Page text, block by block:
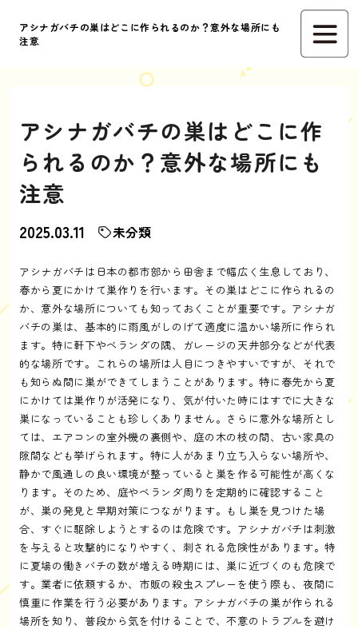
アシナガバチの巣はどこに作られるのか？意外な場所にも
注意
アシナガバチの巣はどこに作
られるのか？意外な場所にも
注意
2025.03.11 未分類
アシナガバチは日本の都市部から田舎まで幅広く生息しており、
春から夏にかけて巣作りを行います。その巣はどこに作られるの
か、意外な場所についても知っておくことが重要です。アシナガ
バチの巣は、基本的に雨風がしのげて適度に温かい場所に作られ
ます。特に軒下やベランダの隅、ガレージの天井部分などが代表
的な場所です。これらの場所は人目につきやすいですが、それで
も知らぬ間に巣ができてしまうことがあります。特に春先から夏
にかけては巣作りが活発になり、気が付いた時にはすでに大きな
巣になっていることも珍しくありません。さらに意外な場所とし
ては、エアコンの室外機の裏側や、庭の木の枝の間、古い家具の
隙間なども挙げられます。特に人があまり立ち入らない場所や、
静かで風通しの良い環境が整っていると巣を作る可能性が高くな
ります。そのため、庭やベランダ周りを定期的に確認すること
が、巣の発見と早期対策につながります。もし巣を見つけた場
合、すぐに駆除しようとするのは危険です。アシナガバチは刺激
を与えると攻撃的になりやすく、刺される危険性があります。特
に夏場の働きバチの数が増える時期には、巣に近づくのも危険で
す。業者に依頼するか、市販の殺虫スプレーを使う際も、夜間に
慎重に作業を行う必要があります。アシナガバチの巣が作られる
場所を知り、普段から気を付けることで、不意のトラブルを避け